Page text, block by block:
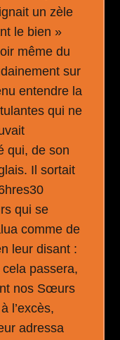
un zèle
le bien »
même du
sur
entendre la
qui ne
qui, de son
Il sortait
qui se
comme de
leur disant :
passera,
nos Sœurs
l’excès,
adressa